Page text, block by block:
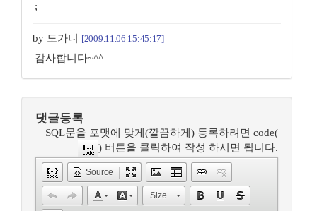
;
by 도가니 [2009.11.06 15:45:17]
감사합니다~^^
댓글등록
SQL문을 포맷에 맞게(깔끔하게) 등록하려면 code(
) 버튼을 클릭하여 작성 하시면 됩니다.
Source
Size